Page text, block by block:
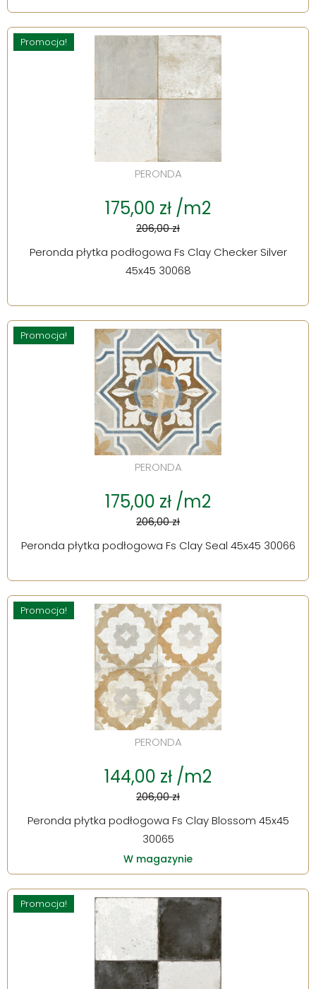
Promocja!
PERONDA
175,00 zł /m2
206,00 zł
Peronda płytka podłogowa Fs Clay Checker Silver
45x45 30068
Promocja!
PERONDA
175,00 zł /m2
206,00 zł
Peronda płytka podłogowa Fs Clay Seal 45x45 30066
Promocja!
PERONDA
144,00 zł /m2
206,00 zł
Peronda płytka podłogowa Fs Clay Blossom 45x45
30065
W magazynie
Promocja!